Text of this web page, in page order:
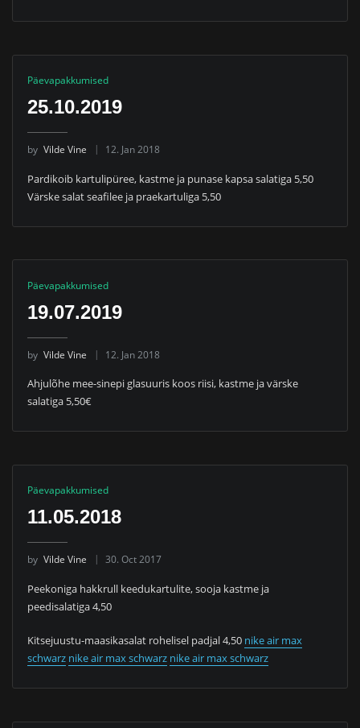
Päevapakkumised
25.10.2019
by Vilde Vine 12. Jan 2018
Pardikoib kartulipüree, kastme ja punase kapsa salatiga 5,50
Värske salat seafilee ja praekartuliga 5,50
Päevapakkumised
19.07.2019
by Vilde Vine 12. Jan 2018
Ahjulõhe mee-sinepi glasuuris koos riisi, kastme ja värske
salatiga 5,50€
Päevapakkumised
11.05.2018
by Vilde Vine 30. Oct 2017
Peekoniga hakkrull keedukartulite, sooja kastme ja
peedisalatiga 4,50
Kitsejuustu-maasikasalat rohelisel padjal 4,50 nike air max
schwarz nike air max schwarz nike air max schwarz